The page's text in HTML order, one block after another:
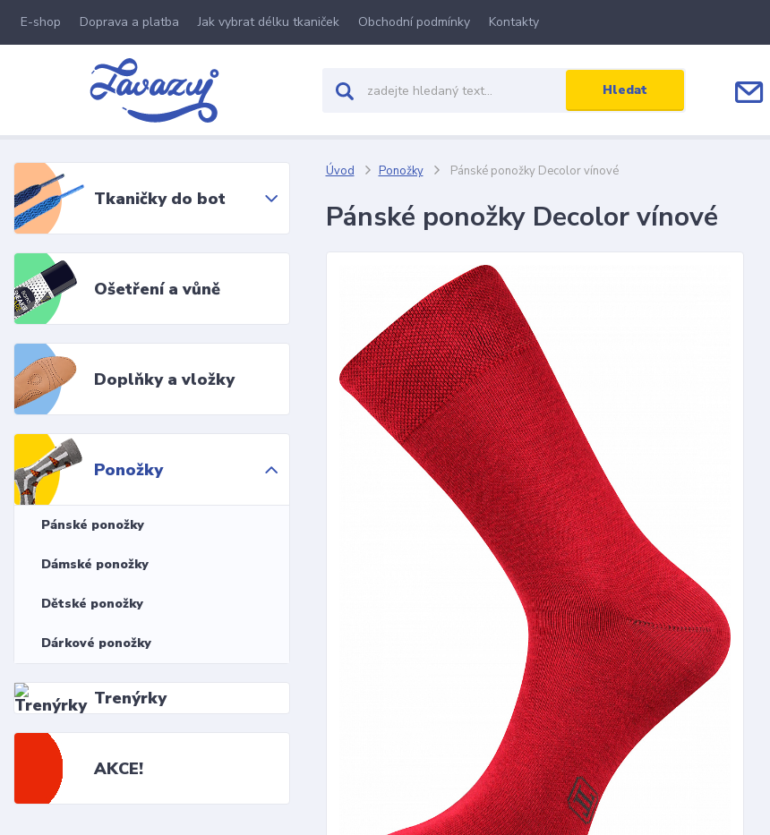
E-shop Doprava a platba Jak vybrat délku tkaniček Obchodní podmínky Kontakty
Hledat
Tkaničky do bot
Ošetření a vůně
Doplňky a vložky
Ponožky
Pánské ponožky
Dámské ponožky
Dětské ponožky
Dárkové ponožky
Trenýrky
AKCE!
Úvod Ponožky Pánské ponožky Decolor vínové
Pánské ponožky Decolor vínové